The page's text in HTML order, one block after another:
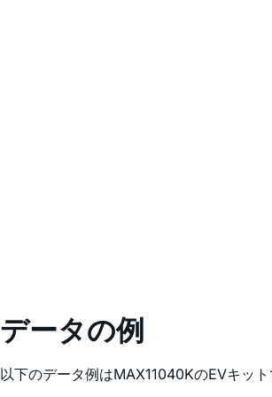
データの例
以下のデータ例はMAX11040KのEVキット